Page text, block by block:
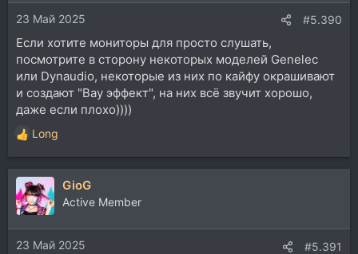
23 Май 2025 #5.390
Если хотите мониторы для просто слушать,
посмотрите в сторону некоторых моделей Genelec
или Dynaudio, некоторые из них по кайфу окрашивают
и создают "Вау эффект", на них всё звучит хорошо,
даже если плохо))))
Р
е
а
к
ц
и
и
:
Long
GioG
Active Member
23 Май 2025 #5.391